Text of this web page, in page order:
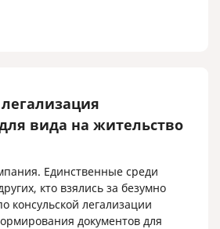
вида на жительство
Единственные среди
кто взялись за безумно
консульской легализации
документов для